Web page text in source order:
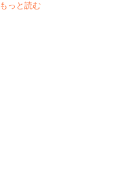
もっと読む